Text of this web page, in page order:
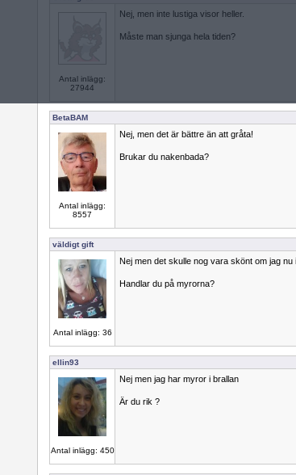
Antal inlägg:
27944
Nej, men inte lustiga visor heller.
Måste man sjunga hela tiden?
BetaBAM
Antal inlägg:
8557
Nej, men det är bättre än att gråta!
Brukar du nakenbada?
väldigt gift
Antal inlägg: 36
Nej men det skulle nog vara skönt om jag
Handlar du på myrorna?
ellin93
Antal inlägg: 450
Nej men jag har myror i brallan
Är du rik ?